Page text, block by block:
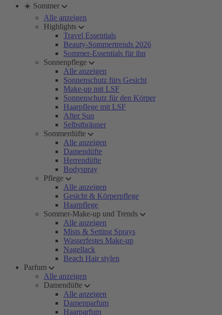
☀️ Sommer
Alle anzeigen
Highlights
Travel Essentials
Beauty-Sommertrends 2026
Sommer-Essentials für ihn
Sonnenpflege
Alle anzeigen
Sonnenschutz fürs Gesicht
Make-up mit LSF
Sonnenschutz für den Körper
Haarpflege mit LSF
After Sun
Selbstbräuner
Sommerdüfte
Alle anzeigen
Damendüfte
Herrendüfte
Bodyspray
Pflege
Alle anzeigen
Gesicht & Körperpflege
Haarpflege
Sommer-Make-up und Trends
Alle anzeigen
Mists & Setting Sprays
Wasserfestes Make-up
Nagellack
Beach Hair stylen
Parfum
Alle anzeigen
Damendüfte
Alle anzeigen
Damenparfum
Haarparfum